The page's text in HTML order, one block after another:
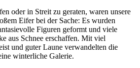
oder in Streit zu geraten, waren unsere
Eifer bei der Sache: Es wurden
Figuren geformt und viele
aus Schnee erschaffen. Mit viel
und guter Laune verwandelten die
winterliche Galerie.